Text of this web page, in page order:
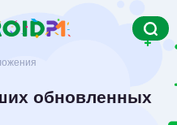
обновленных